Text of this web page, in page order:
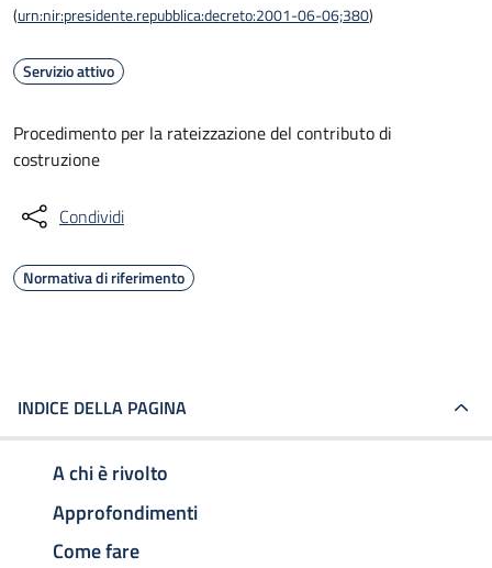
(urn:nir:presidente.repubblica:decreto:2001-06-06;380)
Servizio attivo
Procedimento per la rateizzazione del contributo di
costruzione
Condividi
Normativa di riferimento
INDICE DELLA PAGINA
A chi è rivolto
Approfondimenti
Come fare